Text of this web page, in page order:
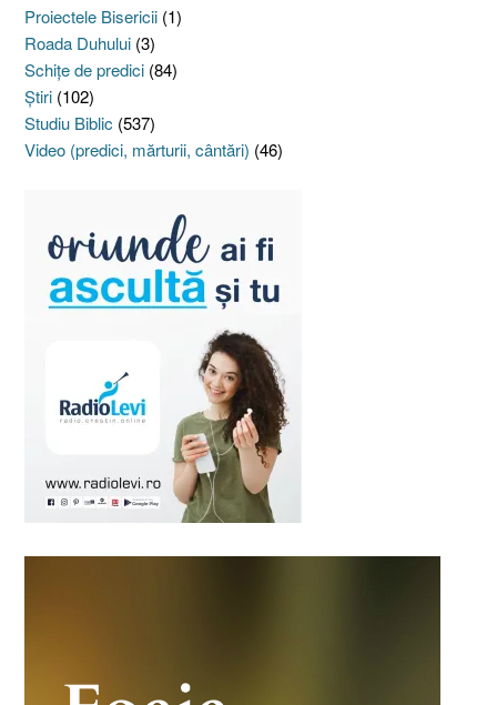
Proiectele Bisericii (1)
Roada Duhului (3)
Schiţe de predici (84)
Ştiri (102)
Studiu Biblic (537)
Video (predici, mărturii, cântări) (46)